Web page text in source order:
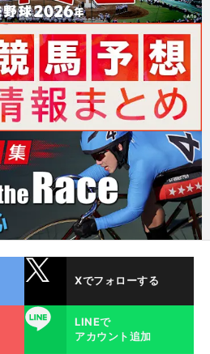
Xでフォローする
LINE
LINEで
アカウント追加